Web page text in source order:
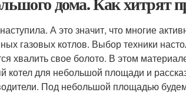
А это значит, что многие
газовых котлов. Выбор техники
хвалить свое болото. В этом
котел для небольшой площади и
Под небольшой площадью